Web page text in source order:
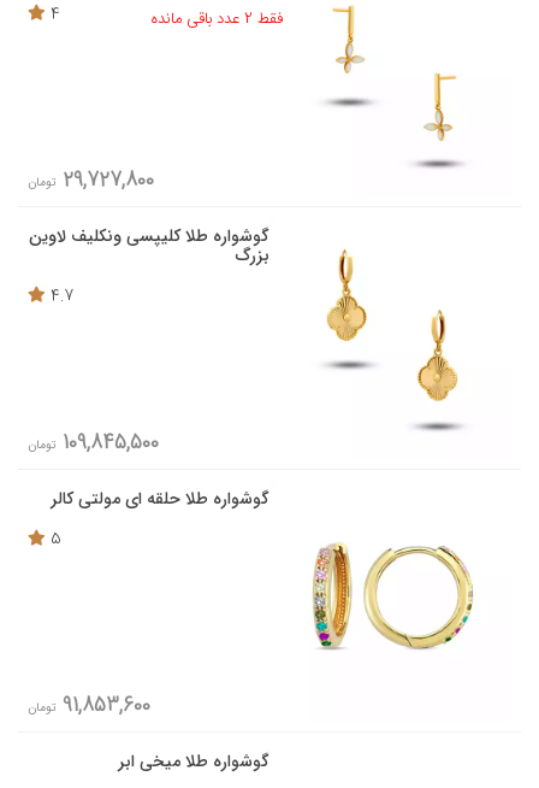
فقط 2 عدد باقی مانده
4
29,727,800 تومان
گوشواره طلا کلیپسی ونکلیف لاوین
بزرگ
4.7
109,845,500 تومان
گوشواره طلا حلقه ای مولتی کالر
5
91,853,600 تومان
گوشواره طلا میخی ابر